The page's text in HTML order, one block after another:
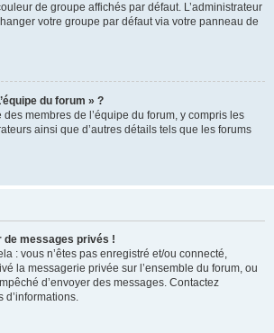
de groupe affichés par défaut. L’administrateur
votre groupe par défaut via votre panneau de
du forum » ?
membres de l’équipe du forum, y compris les
ainsi que d’autres détails tels que les forums
de messages privés !
: vous n’êtes pas enregistré et/ou connecté,
la messagerie privée sur l’ensemble du forum, ou
d’envoyer des messages. Contactez
d’informations.